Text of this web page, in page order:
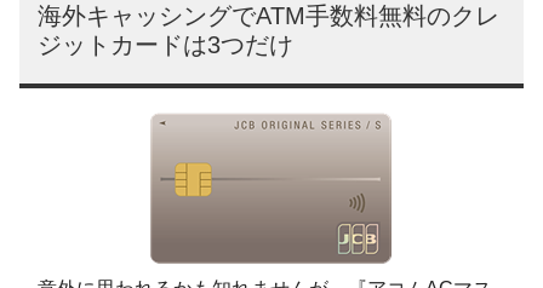
海外キャッシングでATM手数料無料のクレ
ジットカードは3つだけ